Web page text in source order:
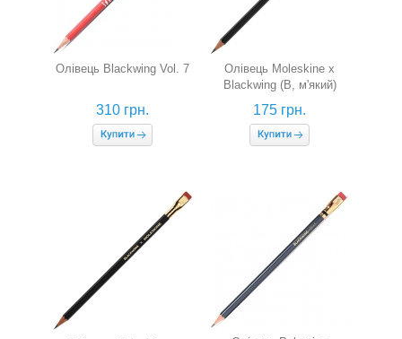
Олівець Blackwing Vol. 7
310 грн.
Олівець Moleskine x
Blackwing (B, м'який)
175 грн.